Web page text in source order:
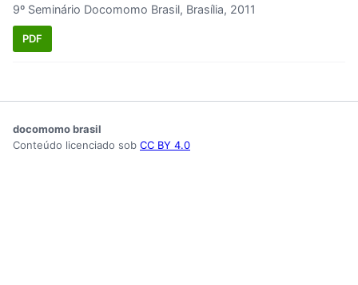
9º Seminário Docomomo Brasil, Brasília, 2011
PDF
docomomo brasil
Conteúdo licenciado sob CC BY 4.0